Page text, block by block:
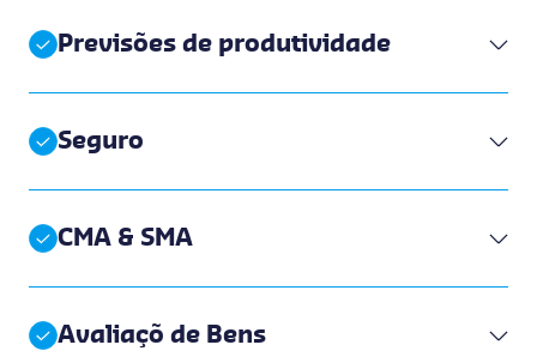
Previsões de produtividade
Seguro
CMA & SMA
Avaliaçõ de Bens